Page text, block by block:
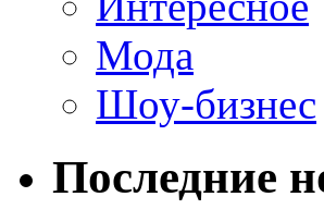
Мода
Шоу-бизнес
Последние